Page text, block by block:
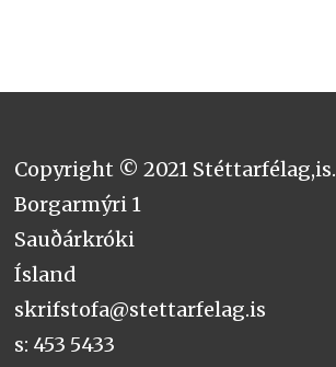
Copyright © 2021 Stéttarfélag,is.
Borgarmýri 1
Sauðárkróki
Ísland
skrifstofa@stettarfelag.is
s: 453 5433